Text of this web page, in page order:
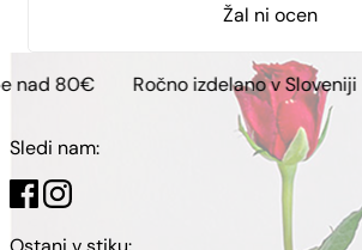
Žal ni ocen
Ročno izdelano v Sloveniji
Sledi nam: